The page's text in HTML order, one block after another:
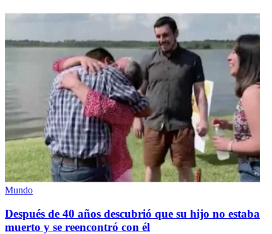
Mundo
Después de 40 años descubrió que su hijo no estaba
muerto y se reencontró con él